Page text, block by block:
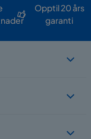
Opptil 20 års
garanti